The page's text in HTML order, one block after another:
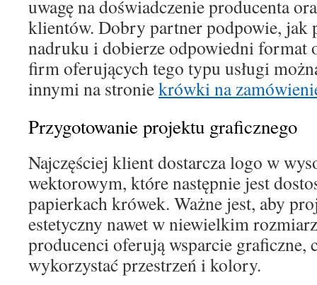
uwagę na doświadczenie producenta
klientów. Dobry partner podpowie, jak
nadruku i dobierze odpowiedni format
firm oferujących tego typu usługi
innymi na stroniekrówki na
Przygotowanie projektu graficznego
Najczęściej klient dostarcza logo w
wektorowym, które następnie jest
papierkach krówek. Ważne jest, aby
estetyczny nawet w niewielkim
producenci oferują wsparcie graficzne,
wykorzystać przestrzeń i kolory.